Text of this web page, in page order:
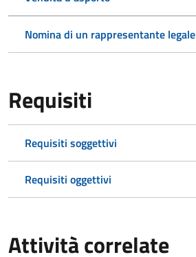
Nomina di un rappresentante legale
Requisiti
Requisiti soggettivi
Requisiti oggettivi
Attività correlate